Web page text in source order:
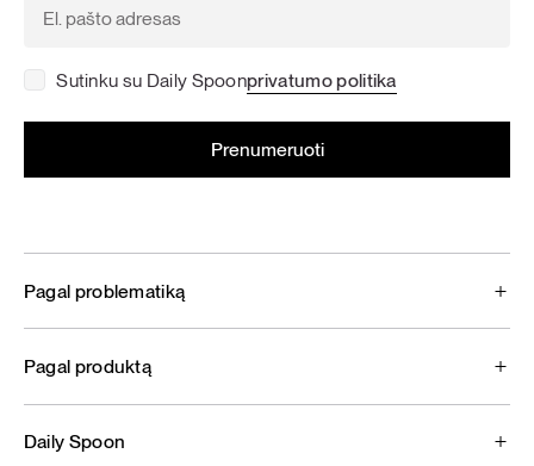
Sutinku su Daily Spoonprivatumo politika
Pagal problematiką
Pagal produktą
Daily Spoon